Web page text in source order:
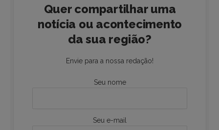
Quer compartilhar uma
notícia ou acontecimento
da sua região?
Envie para a nossa redação!
Seu nome
Seu e-mail